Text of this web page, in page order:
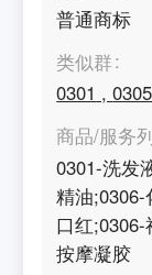
普通商标
类似群
0301 ,0305
商品/服务
0301-洗发
精油
口红
按摩凝胶